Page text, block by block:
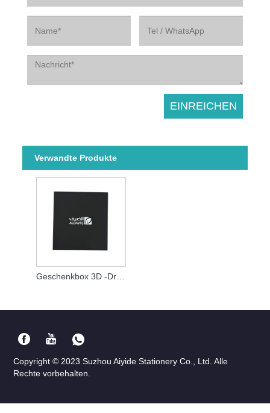
Verwandte Produkte
Copyright © 2023 Suzhou Aiyide Stationery Co., Ltd. Alle
Rechte vorbehalten.